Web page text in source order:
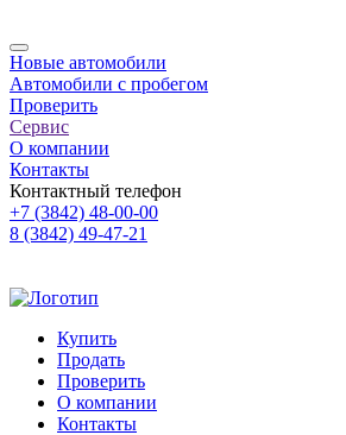
Новые автомобили
Автомобили с пробегом
Проверить
Сервис
О компании
Контакты
Контактный телефон
+7 (3842) 48-00-00
8 (3842) 49-47-21
Купить
Продать
Проверить
О компании
Контакты